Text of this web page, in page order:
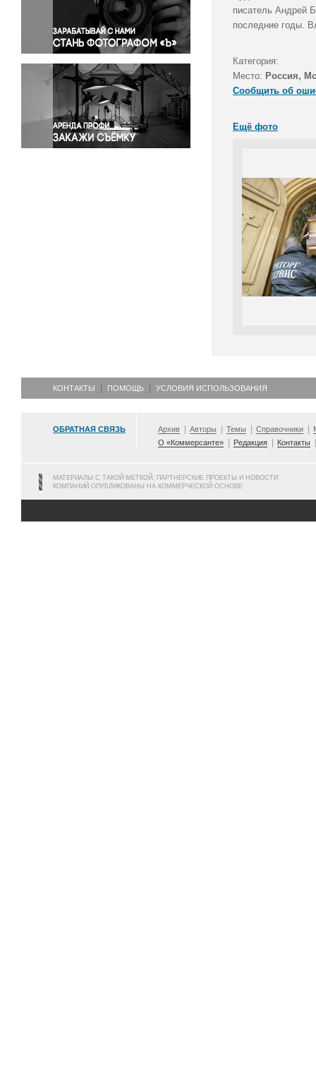
Правосудие
Происшествия и конфликты
Религия
Светская жизнь
Спорт
Экология
Экономика и бизнес
писатель Андрей
последние годы.
Категория:
Место: Россия,
Сообщить об
Ещё фото
КОНТАКТЫ ПОМОЩЬ УСЛОВИЯ ИСПОЛЬЗОВАНИЯ
ОБРАТНАЯ СВЯЗЬ Архив Авторы Темы Справочники
О «Коммерсанте»
Редакция Контакты
МАТЕРИАЛЫ С ТАКОЙ МЕТКОЙ, ПАРТНЕРСКИЕ ПРОЕКТЫ И НОВОСТИ
КОМПАНИЙ ОПУБЛИКОВАНЫ НА КОММЕРЧЕСКОЙ ОСНОВЕ